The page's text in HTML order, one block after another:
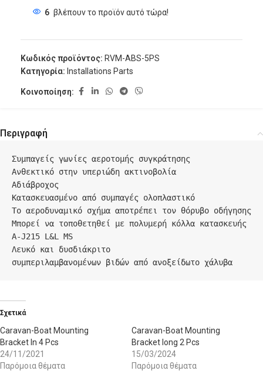
6 βλέπουν το προϊόν αυτό τώρα!
Κωδικός προϊόντος: RVM-ABS-5PS
Κατηγορία: Installations Parts
Κοινοποίηση:
Περιγραφή
Συμπαγείς γωνίες αεροτομής συγκράτησης
Ανθεκτικό στην υπεριώδη ακτινοβολία
Αδιάβροχος
Κατασκευασμένο από συμπαγές ολοπλαστικό
Το αεροδυναμικό σχήμα αποτρέπει τον θόρυβο οδήγησης
Μπορεί να τοποθετηθεί με πολυμερή κόλλα κατασκευής
A-J215 L&L MS
Λευκό και δυσδιάκριτο
συμπεριλαμβανομένων βιδών από ανοξείδωτο χάλυβα
Σχετικά
Caravan-Boat Mounting
Bracket In 4 Pcs
24/11/2021
Παρόμοια θέματα
Caravan-Boat Mounting
Bracket long 2 Pcs
15/03/2024
Παρόμοια θέματα